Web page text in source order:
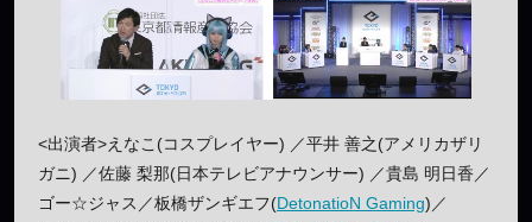
<出演者>えなこ(コスプレイヤー) ／平井 善之(アメリカザリ
ガニ) ／佐藤 梨那(日本テレビアナウンサー) ／貴島 明日香／
ゴー☆ジャス／板橋ザンギエフ(DetonatioN Gaming)／